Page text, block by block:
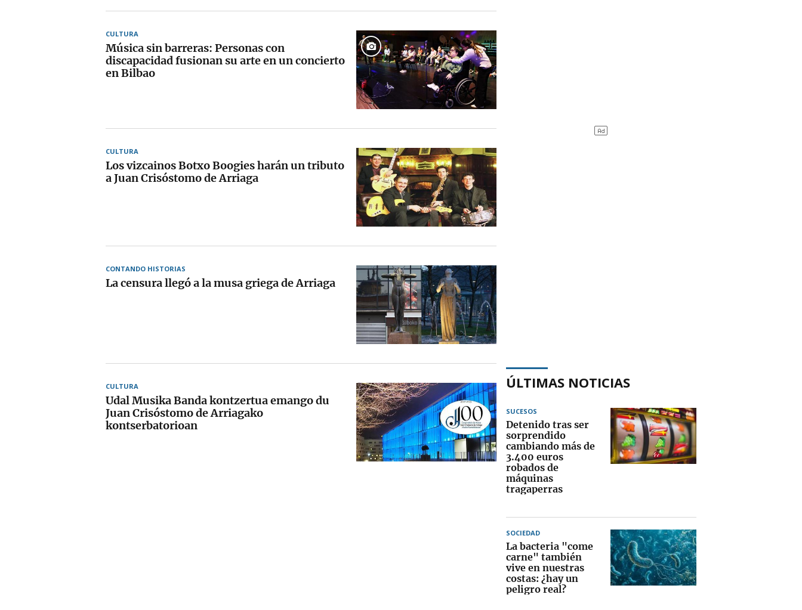
CULTURA
Música sin barreras: Personas con
discapacidad fusionan su arte en un concierto
en Bilbao
CULTURA
Los vizcainos Botxo Boogies harán un tributo
a Juan Crisóstomo de Arriaga
CONTANDO HISTORIAS
La censura llegó a la musa griega de Arriaga
CULTURA
Udal Musika Banda kontzertua emango du
Juan Crisóstomo de Arriagako
kontserbatorioan
ÚLTIMAS NOTICIAS
SUCESOS
Detenido tras ser
sorprendido
cambiando más de
3.400 euros
robados de
máquinas
tragaperras
SOCIEDAD
La bacteria "come
carne" también
vive en nuestras
costas: ¿hay un
peligro real?